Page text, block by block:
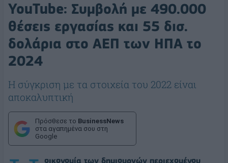
YouTube: Συμβολή με 490.000
θέσεις εργασίας και 55 δισ.
δολάρια στο ΑΕΠ των ΗΠΑ το
2024
Η σύγκριση με τα στοιχεία του 2022 είναι
αποκαλυπτική
Πρόσθεσε το BusinessNews
στα αγαπημένα σου στη
Google
οικονομία των δημιουργών περιεχομένου